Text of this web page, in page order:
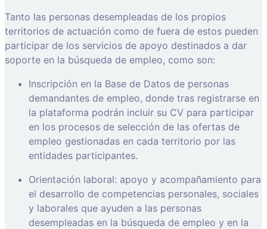
Tanto las personas desempleadas de los propios
territorios de actuación como de fuera de estos pueden
participar de los servicios de apoyo destinados a dar
soporte en la búsqueda de empleo, como son:
Inscripción en la Base de Datos de personas
demandantes de empleo, donde tras registrarse en
la plataforma podrán incluir su CV para participar
en los procesos de selección de las ofertas de
empleo gestionadas en cada territorio por las
entidades participantes.
Orientación laboral: apoyo y acompañamiento para
el desarrollo de competencias personales, sociales
y laborales que ayuden a las personas
desempleadas en la búsqueda de empleo y en la